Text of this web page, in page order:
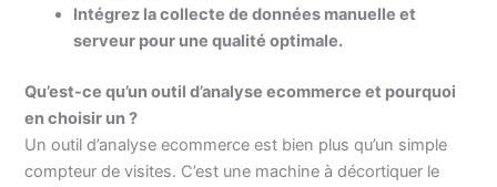
Intégrez la collecte de données manuelle et
serveur pour une qualité optimale.
Qu’est-ce qu’un outil d’analyse ecommerce et pourquoi
en choisir un ?
Un outil d’analyse ecommerce est bien plus qu’un simple
compteur de visites. C’est une machine à décortiquer le